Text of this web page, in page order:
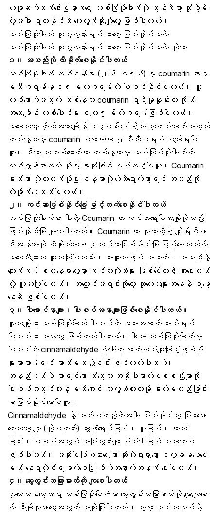
ယခုဆက်လက်ဖော်ပြမှာကတော့ သစ်ကြံပိုးခေါက်ကို လွန်ကဲစွာ သုံးစွဲမိ
တဲ့အခါ ရလာနိုင်တဲ့ ဘေးထွက်ဆိုးကျိုးတွေ ဖြစ်ပါတယ်။
သစ်ကြံပိုးခေါက် သုံးစွဲလွန်းရင် ဘာတွေ ဖြစ်နိုင်သလဲ
သစ်ကြံပိုးခေါက် သုံးစွဲလွန်းရင် ဘာတွေ ဖြစ်နိုင်သလဲ ဆိုတော့
၁။
အသည်းကို ထိခိုက်စေနိုင်ပါတယ်
သစ်ကြံပိုးခေါက် တစ်ဇွန်းစာ (၂.၆ ဂရမ်) မှာ coumarin ဟာ ၇
မီလီဂရမ်မှ ၁၈ မီလီဂရမ်ထိ ပါဝင်နိုင်ပါတယ်။ လူ
တစ်ယောက်အတွက် တစ်နေ့တာ coumarin ရရှိမှုနှုန်းဟာ ကိုယ်
အလေးချိန် တစ်ပေါင်မှာ ဝ.၀၅ မီလီဂရမ်ဖြစ်ပါတယ်။
သဘောကတော့ ကိုယ်အလေးချိန် ၁၃၀ ပေါင်ရှိတဲ့ လူတစ်ယောက်အတွက်
တစ်နေ့တာမှာ coumarin ပမာဏဟာ ၅ မီလီဂရမ် မကျော်ရပါ
ဘူး။ ဒီတော့ လူတစ်ယောက်ဟာ တစ်နေ့တာမှာ သစ်ကြမ်းပိုးခေါက်ကို
တစ်ဇွန်းစာထက် ပိုပြီး စားသုံးခြင်း မပြုသင့်ပါဘူး။ Coumarin
ဓာတ်ဟာ လိုတာထက်ပိုပြီး ခန္ဓာကိုယ်ထဲရောက်သွားရင် အသည်းကို
ထိခိုက်စေတတ်ပါတယ်။
၂။
ကင်ဆာဖြစ်နိုင်ခြေ မြင့်တက်စေနိုင်ပါတယ်
သစ်ကြံပိုးခေါက်မှာ ပါတဲ့ Coumarin ဟာ ကင်ဆာရောဂါအချို့ကိုလည်း
ဖြစ်နိုင်ခြေ များစေပါတယ်။ Coumarin ဟာ လူသားတို့ရဲ့ မျိုးရိုးဗီဇ
ဒီအန်အေကို ထိခိုက်စေရာမှ ကင်ဆာဖြစ်နိုင်ခြေ မြင့်စေတယ်လို့
သုတေသီများက ယူဆကြပါတယ်။ အထူးသဖြင့် အဆုတ်၊ အသည်းနဲ့
ကျောက်ကပ် စတဲ့နေရာတွေမှာ ကင်ဆာကျိတ်များ ဖြစ်ပေါ်လာဖို့ အားပေးတယ်
လို့ ယူဆကြပါတယ်။ အကြောင်းအရင်းကိုတော့ သုတေသီများအနေနဲ့ ရှာဖွေ
နေဆဲ ဖြစ်ပါတယ်။
၃။ ပါးစောင်နာများ၊ ပါးစပ်အနာများဖြစ်စေနိုင်ပါတယ်။
လူတချို့မှာ သစ်ကြံပိုးခေါက် ပါဝင်တဲ့ အစားအစာကို စားမိရင်
ပါးစပ်မှာ အနာတွေ ဖြစ်တတ်ပါတယ်။ ဒါဟာ သစ်ကြံပိုးခေါက်မှာ
ပါဝင်တဲ့ cinnamaldehyde လို့ခေါ်တဲ့ ဓာတ်တစ်မျိုးကြောင့်ဖြစ်ပြီး
များများစားမိရင် ဓာတ်မတည့်ခြင်း ဖြစ်တတ်ပါတယ်။
အနည်းငယ်ပဲ စားရင်တော့ တံတွေးဟာ အဆိုပါဓာတ်ပစ္စည်းများကို
ပါးစပ်အတွင်းသားနဲ့ မထိအောင် ကာကွယ်ထားတာမို့ ဓာတ်မတည့်ခြင်း
မဖြစ်နိုင်တော့ပါဘူး။
Cinnamaldehyde နဲ့ ဓာတ်မတည့်တဲ့အခါ ဖြစ်နိုင်တဲ့ ပြဿနာ
တွေကတော့ လျှာ (သို့မဟုတ်) သွားဖုံးရောင်ခြင်း၊ ပူခြင်း၊ ယားယံ
ခြင်း၊ ပါးစပ်အတွင်း အဖြူကွက်များ ဖြစ်ပေါ်ခြင်း စတာတွေပဲ
ဖြစ်ပါတယ်။ အဆိုပါပြဿနာတွေဟာ ဆိုးဆိုးရွားရွားတော့ ဒုက္ခမပေးပေ
မယ့် နေရထိုင်ရခက်စေပြီး စိတ်အနှောက်အယှက် ပေးပါတယ်။
၄။ သွေးတွင်းသကြားဓာတ်ကို ကျစေပါတယ်
သုတေသနတွေအရ သစ်ကြံပိုးခေါက်ဟာ သွေးတွင်းသကြားဓာတ်ကို လျော့ကျစေ
လို့ ဆီးချိုလူနာတွေအတွက် အကျိုးပြုပါတယ်။ သူ့မှာ အင်ဆူလင်နဲ့